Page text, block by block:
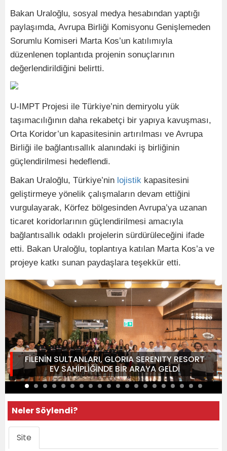
Bakan Uraloğlu, sosyal medya hesabından yaptığı
paylaşımda, Avrupa Birliği Komisyonu Genişlemeden
Sorumlu Komiseri Marta Kos’un katılımıyla
düzenlenen toplantıda projenin sonuçlarının
değerlendirildiğini belirtti.
U-IMPT Projesi ile Türkiye’nin demiryolu yük
taşımacılığının daha rekabetçi bir yapıya kavuşması,
Orta Koridor’un kapasitesinin artırılması ve Avrupa
Birliği ile bağlantısallık alanındaki iş birliğinin
güçlendirilmesi hedeflendi.
Bakan Uraloğlu, Türkiye’nin lojistik kapasitesini
geliştirmeye yönelik çalışmaların devam ettiğini
vurgulayarak, Körfez bölgesinden Avrupa’ya uzanan
ticaret koridorlarının güçlendirilmesi amacıyla
bağlantısallık odaklı projelerin sürdürüleceğini ifade
etti. Bakan Uraloğlu, toplantıya katılan Marta Kos’a ve
projeye katkı sunan paydaşlara teşekkür etti.
FİLENİN SULTANLARI, GLORIA SERENITY RESORT
EV SAHİPLİĞİNDE BİR ARAYA GELDİ
Neler Söylendi?
Site